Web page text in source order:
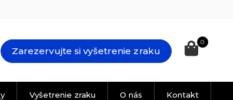
Zarezervujte si vyšetrenie zraku
0
Vyšetrenie zraku O nás Kontakt